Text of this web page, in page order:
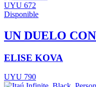
UYU 672
Disponible
UN DUELO
ELISE KOVA
UYU 790